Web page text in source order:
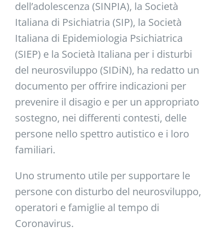
dell’adolescenza (SINPIA), la Società
Italiana di Psichiatria (SIP), la Società
Italiana di Epidemiologia Psichiatrica
(SIEP) e la Società Italiana per i disturbi
del neurosviluppo (SIDiN), ha redatto un
documento per offrire indicazioni per
prevenire il disagio e per un appropriato
sostegno, nei differenti contesti, delle
persone nello spettro autistico e i loro
familiari.
Uno strumento utile per supportare le
persone con disturbo del neurosviluppo,
operatori e famiglie al tempo di
Coronavirus.